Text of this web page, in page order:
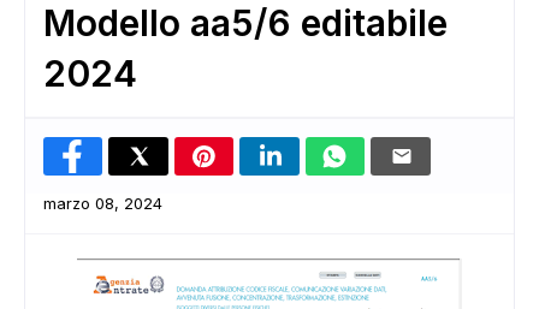
Modello aa5/6 editabile
2024
marzo 08, 2024